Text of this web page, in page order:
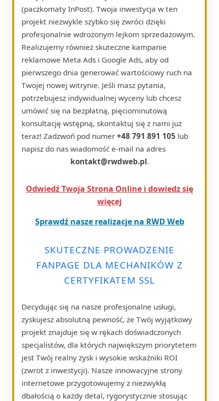
(paczkomaty InPost). Twoja inwestycja w ten
projekt niezwykle szybko się zwróci dzięki
profesjonalnie wdrożonym lejkom sprzedażowym.
Realizujemy również skuteczne kampanie
reklamowe Meta Ads i Google Ads, aby od
pierwszego dnia generować wartościowy ruch na
Twojej nowej witrynie. Jeśli masz pytania,
potrzebujesz indywidualnej wyceny lub chcesz
umówić się na bezpłatną, pięciominutową
konsultację wstępną, skontaktuj się z nami już
teraz! Zadzwoń pod numer +48 791 891 105 lub
napisz do nas wiadomość e-mail na adres
kontakt@rwdweb.pl.
Odwiedź Twoja Strona Online i dowiedz się
więcej
Sprawdź nasze realizacje na RWD Web
SKUTECZNE PROWADZENIE
FANPAGE DLA MECHANIKÓW Z
CERTYFIKATEM SSL
Decydując się na nasze profesjonalne usługi,
zyskujesz absolutną pewność, że Twój wyjątkowy
projekt znajduje się w rękach doświadczonych
specjalistów, dla których największym priorytetem
jest Twój realny zysk i wysokie wskaźniki ROI
(zwrot z inwestycji). Nasze innowacyjne strony
internetowe przygotowujemy z niezwykłą
dbałością o każdy detal, rygorystycznie stosując